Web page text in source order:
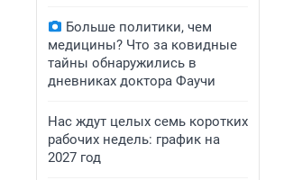
Больше политики, чем
медицины? Что за ковидные
тайны обнаружились в
дневниках доктора Фаучи
Нас ждут целых семь коротких
рабочих недель: график на
2027 год